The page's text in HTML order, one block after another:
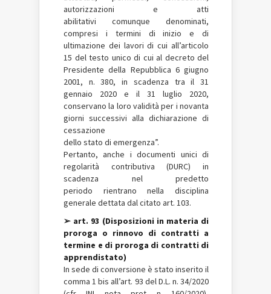
autorizzazioni e atti
abilitativi comunque denominati,
compresi i termini di inizio e di
ultimazione dei lavori di cui all’articolo
15 del testo unico di cui al decreto del
Presidente della Repubblica 6 giugno
2001, n. 380, in scadenza tra il 31
gennaio 2020 e il 31 luglio 2020,
conservano la loro validità per i novanta
giorni successivi alla dichiarazione di
cessazione
dello stato di emergenza”.
Pertanto, anche i documenti unici di
regolarità contributiva (DURC) in
scadenza nel predetto
periodo rientrano nella disciplina
generale dettata dal citato art. 103.
➢ art. 93 (Disposizioni in materia di
proroga o rinnovo di contratti a
termine e di proroga di contratti di
apprendistato)
In sede di conversione è stato inserito il
comma 1 bis all’art. 93 del D.L. n. 34/2020